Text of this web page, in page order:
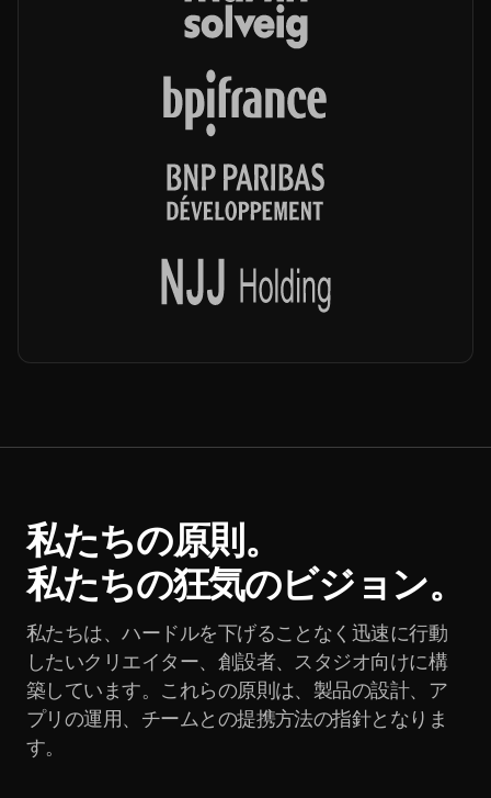
私たちの原則。
私たちの狂気のビジョン。
私たちは、ハードルを下げることなく迅速に行動
したいクリエイター、創設者、スタジオ向けに構
築しています。これらの原則は、製品の設計、ア
プリの運用、チームとの提携方法の指針となりま
す。